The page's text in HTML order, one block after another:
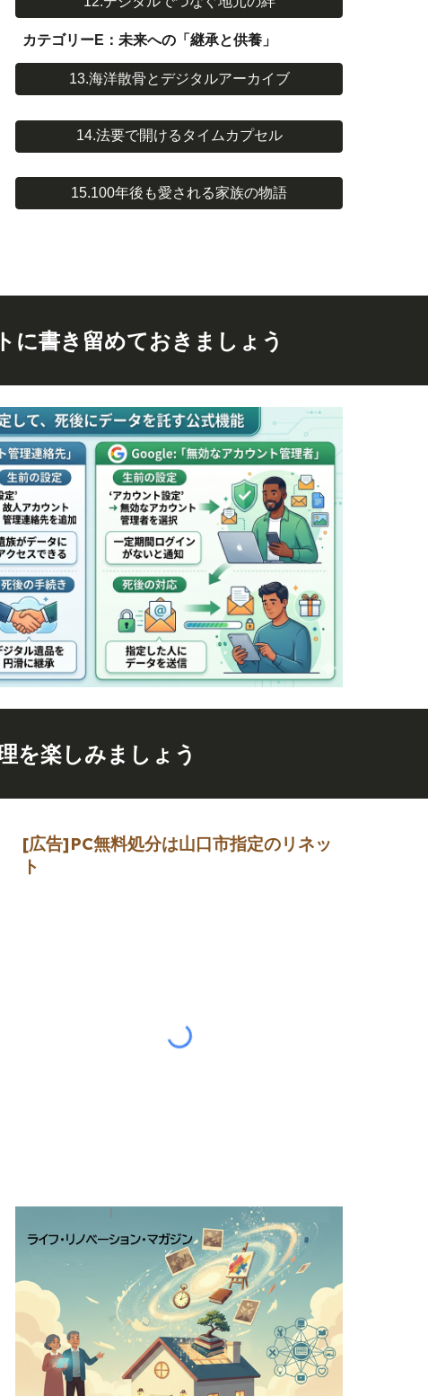
カテゴリーE：未来への「継承と供養」
13.海洋散骨とデジタルアーカイブ
14.法要で開けるタイムカプセル
15.100年後も愛される家族の物語
に書き留めておきましょう
を楽しみましょう
[広告]PC無料処分は山口市指定のリネッ
ト